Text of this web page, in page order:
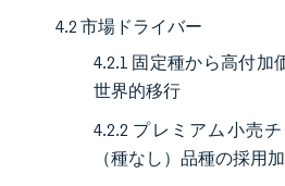
4.2 市場ドライバー
4.2.1 固定種から高付加
世界的移行
4.2.2 プレミアム小売
（種なし）品種の採用